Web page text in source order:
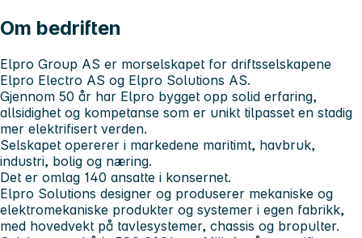
Om bedriften
Elpro Group AS er morselskapet for driftsselskapene
Elpro Electro AS og Elpro Solutions AS.
Gjennom 50 år har Elpro bygget opp solid erfaring,
allsidighet og kompetanse som er unikt tilpasset en stadig
mer elektrifisert verden.
Selskapet opererer i markedene maritimt, havbruk,
industri, bolig og næring.
Det er omlag 140 ansatte i konsernet.
Elpro Solutions designer og produserer mekaniske og
elektromekaniske produkter og systemer i egen fabrikk,
med hovedvekt på tavlesystemer, chassis og bropulter.